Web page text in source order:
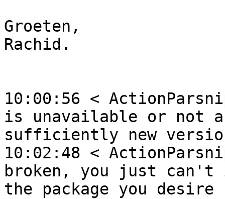
Groeten,
Rachid.
10:00:56 <
is unavailable or not a
sufficiently new
10:02:48 <
broken, you just
the package you desire